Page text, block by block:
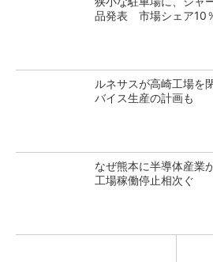
品発表 市場シェア10
ルネサスが高崎工場を
バイス生産の計画も
なぜ熊本に半導体産
工場稼働停止相次ぐ